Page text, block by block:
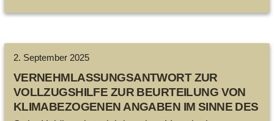
2. September 2025
VERNEHMLASSUNGSANTWORT ZUR
VOLLZUGSHILFE ZUR BEURTEILUNG VON
KLIMABEZOGENEN ANGABEN IM SINNE DES